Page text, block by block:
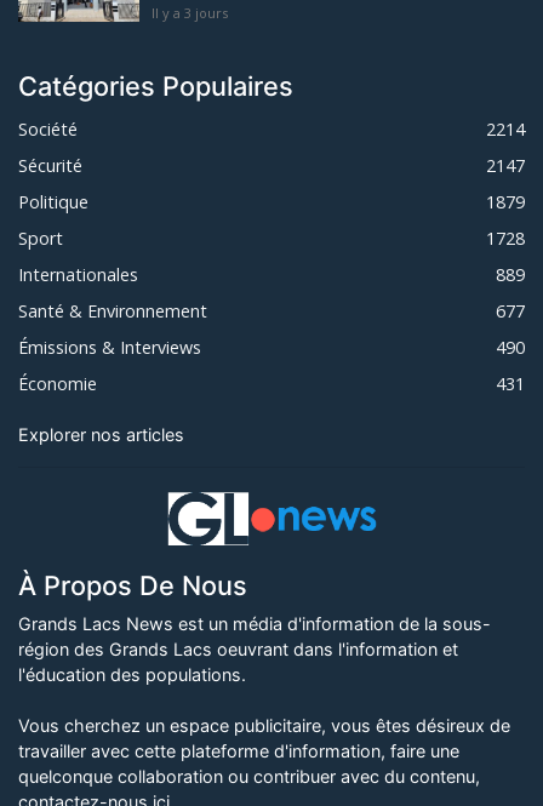
Il y a 3 jours
Catégories Populaires
Société
2214
Sécurité
2147
Politique
1879
Sport
1728
Internationales
889
Santé & Environnement
677
Émissions & Interviews
490
Économie
431
Explorer nos articles
À Propos De Nous
Grands Lacs News est un média d'information de la sous-
région des Grands Lacs oeuvrant dans l'information et
l'éducation des populations.
Vous cherchez un espace publicitaire, vous êtes désireux de
travailler avec cette plateforme d'information, faire une
quelconque collaboration ou contribuer avec du contenu,
contactez-nous ici